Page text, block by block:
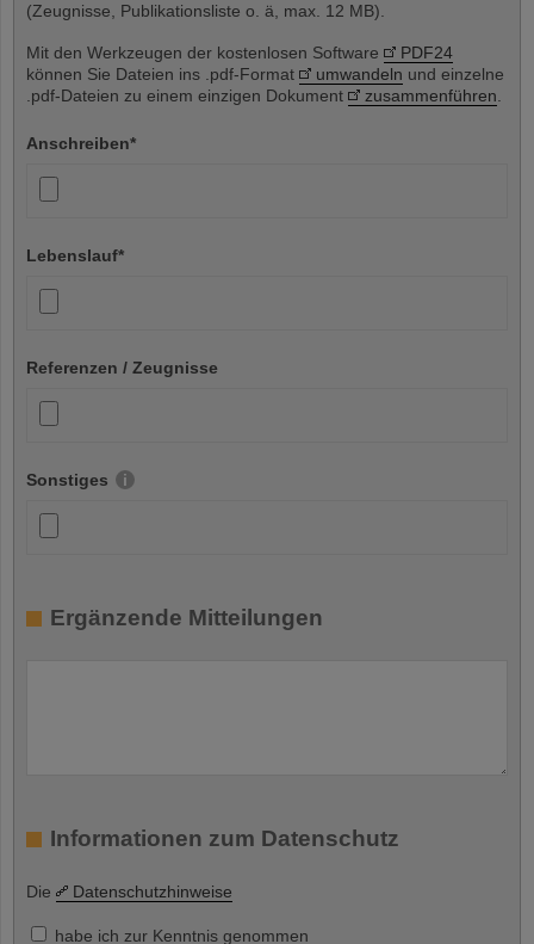
(Zeugnisse, Publikationsliste o. ä, max. 12 MB).
Mit den Werkzeugen der kostenlosen Software
PDF24
können Sie Dateien ins .pdf-Format
umwandeln und einzelne
.pdf-Dateien zu einem einzigen Dokument
zusammenführen
Anschreiben*
Lebenslauf*
Referenzen / Zeugnisse
Sonstiges
Ergänzende Mitteilungen
Informationen zum Datenschutz
Die Datenschutzhinweise
habe ich zur Kenntnis genommen